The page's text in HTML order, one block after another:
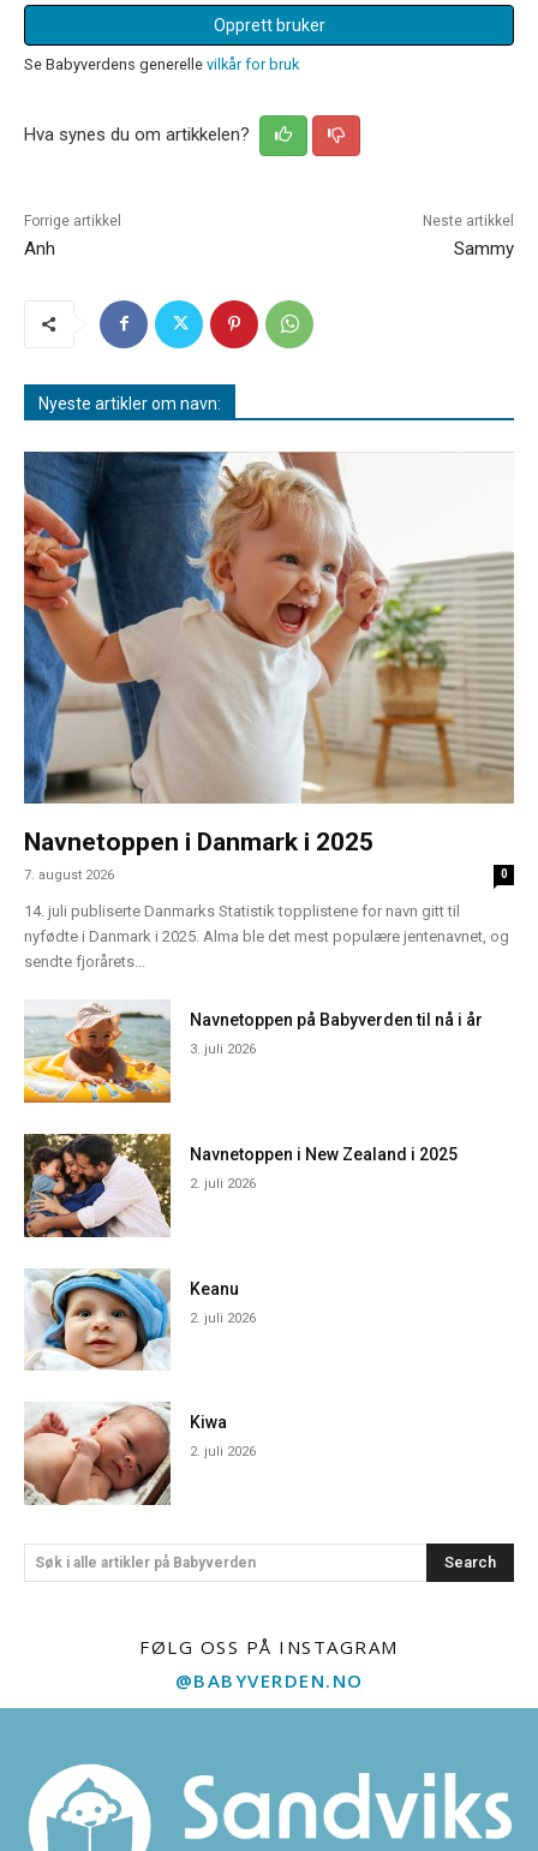
Opprett bruker
Se Babyverdens generelle vilkår for bruk
Hva synes du om artikkelen?
Forrige artikkel
Anh
Neste artikkel
Sammy
Nyeste artikler om navn:
Navnetoppen i Danmark i 2025
7. august 2026 0
14. juli publiserte Danmarks Statistik topplistene for navn gitt til
nyfødte i Danmark i 2025. Alma ble det mest populære jentenavnet, og
sendte fjorårets...
Navnetoppen på Babyverden til nå i år
3. juli 2026
Navnetoppen i New Zealand i 2025
2. juli 2026
Keanu
2. juli 2026
Kiwa
2. juli 2026
Søk i alle artikler på Babyverden Search
FØLG OSS PÅ INSTAGRAM
@BABYVERDEN.NO